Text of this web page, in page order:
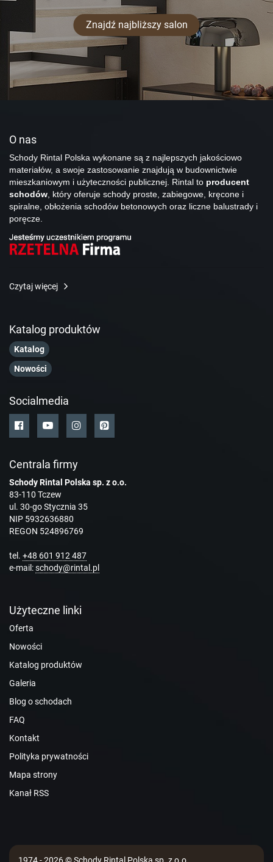
Znajdź najbliższy salon
O nas
Schody Rintal Polska wykonane są z najlepszych jakościowo
materiałów, a swoje zastosowanie znajdują w budownictwie
mieszkaniowym i użyteczności publicznej. Rintal to producent
schodów , który oferuje schody proste, zabiegowe, kręcone i
spiralne, obłożenia schodów betonowych oraz liczne balustrady i
poręcze.
Czytaj więcej
Katalog produktów
Katalog
Nowości
Socialmedia
Centrala firmy
Schody Rintal Polska sp. z o.o.
83-110 Tczew
ul. 30-go Stycznia 35
NIP 5932636880
REGON 524896769
tel. +48 601 912 487
e-mail:schody@rintal.pl
Użyteczne linki
Oferta
Nowości
Katalog produktów
Galeria
Blog o schodach
FAQ
Kontakt
Polityka prywatności
Mapa strony
Kanał RSS
1974 - 2026 © Schody Rintal Polska sp. z o.o.